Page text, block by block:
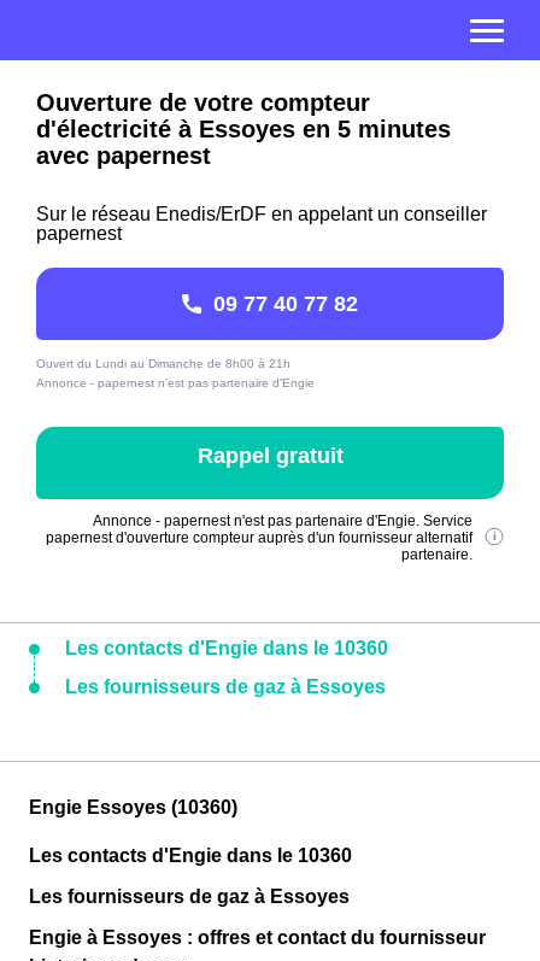
Ouverture de votre compteur
d'électricité à Essoyes en 5 minutes
avec papernest
Sur le réseau Enedis/ErDF en appelant un conseiller
papernest
09 77 40 77 82
Ouvert du Lundi au Dimanche de 8h00 à 21h
Annonce - papernest n'est pas partenaire d'Engie
Rappel gratuit
Annonce - papernest n'est pas partenaire d'Engie. Service
papernest d'ouverture compteur auprès d'un fournisseur alternatif
partenaire.
Les contacts d'Engie dans le 10360
Les fournisseurs de gaz à Essoyes
Engie Essoyes (10360)
Les contacts d'Engie dans le 10360
Les fournisseurs de gaz à Essoyes
Engie à Essoyes : offres et contact du fournisseur